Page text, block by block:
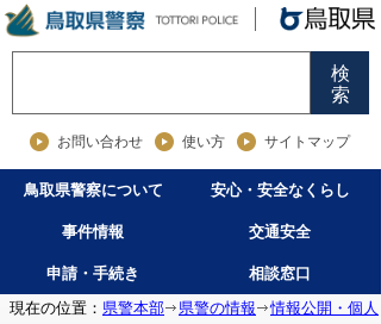
検
索
お問い合わせ 使い方 サイトマップ
鳥取県警察について 安心・安全なくらし
事件情報 交通安全
申請・手続き
相談窓口
現在の位置： 県警本部 県警の情報
情報公開・個人